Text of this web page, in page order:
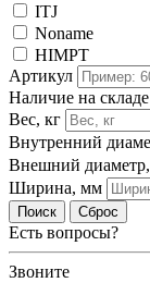
ITJ
Noname
HIMPT
Артикул
Наличие на складе
Вес, кг
Внутренний
Внешний
Ширина, мм
Поиск Сброс
Есть вопросы?
Звоните